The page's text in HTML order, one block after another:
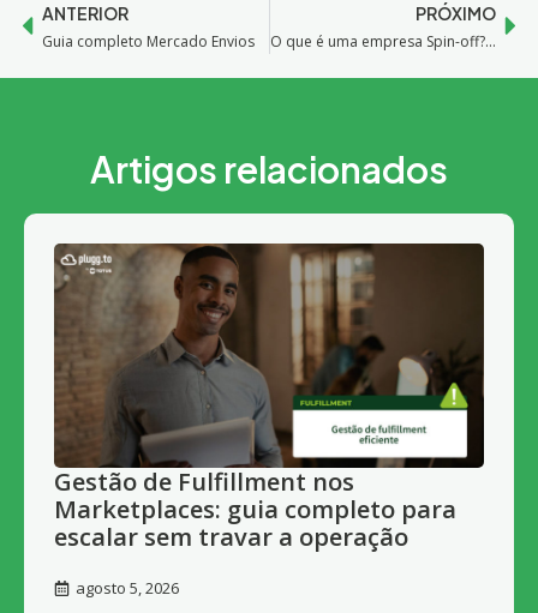
ANTERIOR
Guia completo Mercado Envios
PRÓXIMO
O que é uma empresa Spin-off? E como criar uma para impulsionar seu negócio?
Artigos relacionados
Gestão de Fulfillment nos
Marketplaces: guia completo para
escalar sem travar a operação
agosto 5, 2026